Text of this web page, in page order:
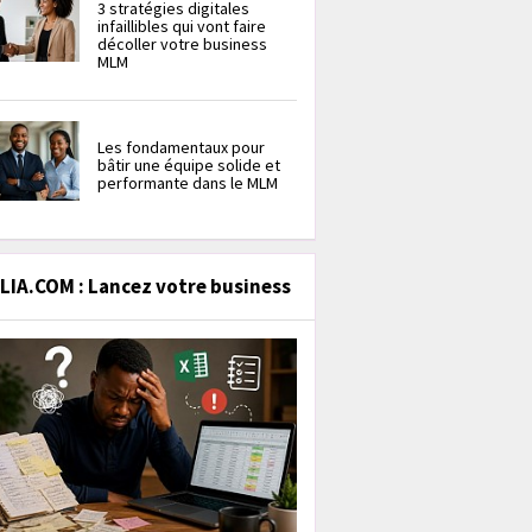
3 stratégies digitales
infaillibles qui vont faire
décoller votre business
MLM
Les fondamentaux pour
bâtir une équipe solide et
performante dans le MLM
: Lancez votre business